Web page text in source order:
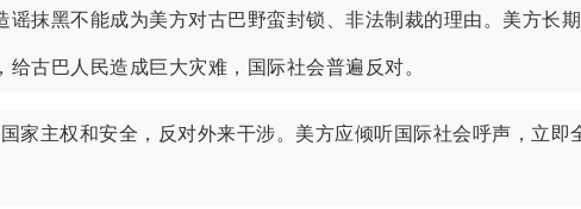
谣抹黑不能成为美方对古巴野蛮封锁、非法制裁的理由。美方长
给古巴人民造成巨大灾难，国际社会普遍反对。
家主权和安全，反对外来干涉。美方应倾听国际社会呼声，立即